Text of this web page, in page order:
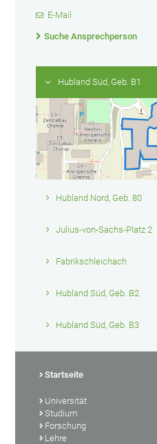
E-Mail
Suche Ansprechperson
Hubland Süd, Geb. B1
Hubland Nord, Geb. 80
Julius-von-Sachs-Platz 2
Fabrikschleichach
Hubland Süd, Geb. B2
Hubland Süd, Geb. B3
Startseite
Universität
Studium
Forschung
Lehre